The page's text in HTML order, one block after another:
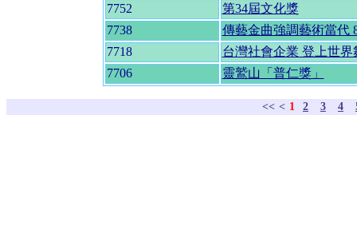
7752
第34屆文化獎
7738
傳藝金曲強調藝術當代
7718
台灣社會企業 登上世界
7706
靈鷲山「普仁獎」
<< < 1 2 3 4